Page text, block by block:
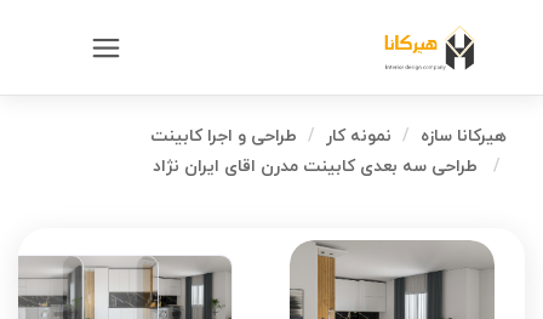
هیرکانا سازه نمونه کار
طراحی و اجرا کابینت
طراحی سه بعدی کابینت مدرن اقای ایران نژاد